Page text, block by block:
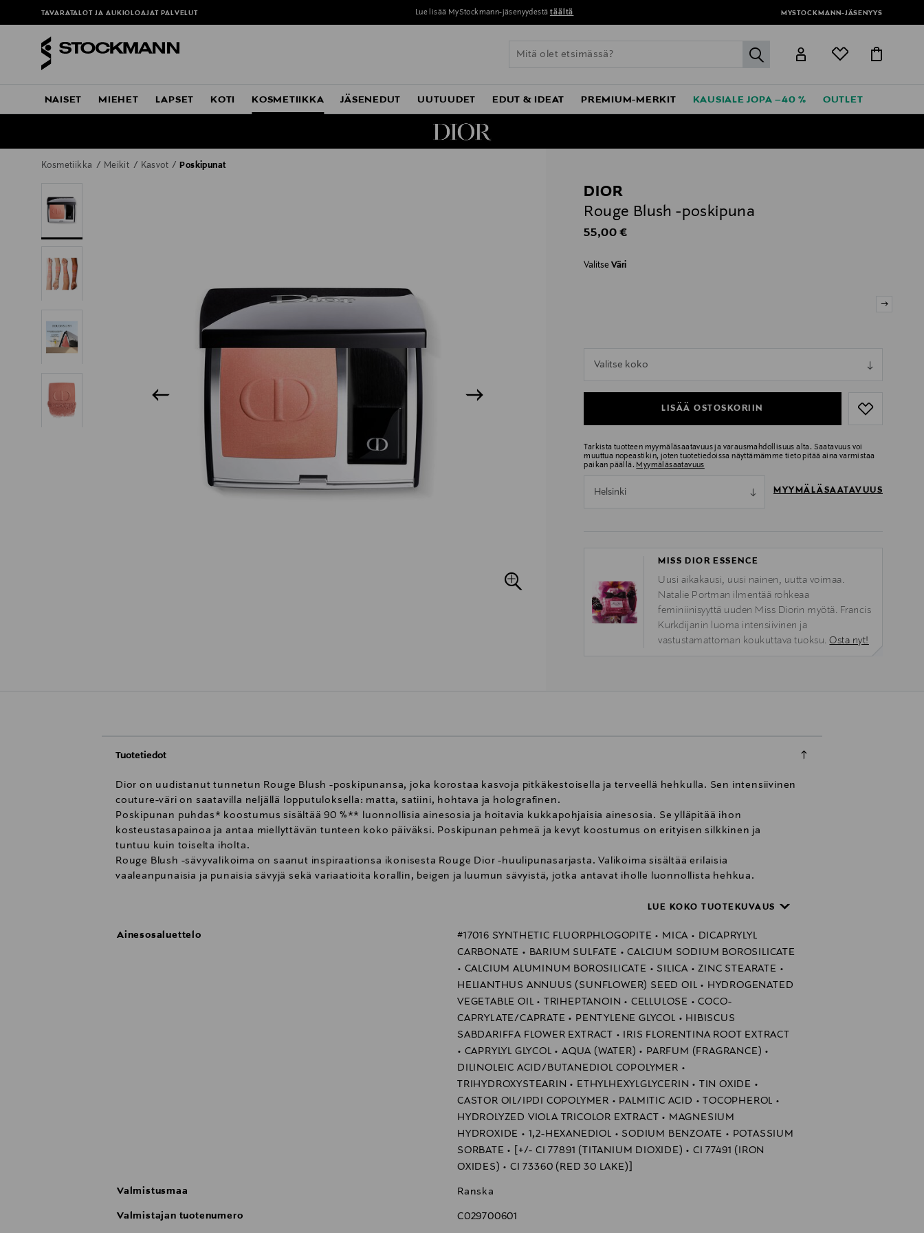
TAVARATALOT JA AUKIOLOAJAT PALVELUT Lue lisää MyStockmann-jäsenyydestä täältä MYSTOCKMANN-JÄSENYYS
label.header.go
NAISET MIEHET LAPSET KOTI KOSMETIIKKA JÄSENEDUT UUTUUDET EDUT & IDEAT PREMIUM-MERKIT KAUSIALE JOPA –40 % OUTLET
Kosmetiikka Meikit Kasvot Poskipunat
DIOR
Rouge Blush -poskipuna
Original Price
55,00 €
ValitseVäri
Valitse koko
LISÄÄ OSTOSKORIIN
Tarkista tuotteen myymäläsaatavuus ja varausmahdollisuus alta. Saatavuus voi
muuttua nopeastikin, joten tuotetiedoissa näyttämämme tieto pitää aina varmistaa
paikan päällä. Myymäläsaatavuus
Helsinki MYYMÄLÄSAATAVUUS
MISS DIOR ESSENCE
Uusi aikakausi, uusi nainen, uutta voimaa.
Natalie Portman ilmentää rohkeaa
feminiinisyyttä uuden Miss Diorin myötä. Francis
Kurkdijanin luoma intensiivinen ja
vastustamattoman koukuttava tuoksu.Osta nyt!
Tuotetiedot
Dior on uudistanut tunnetun Rouge Blush -poskipunansa, joka korostaa kasvoja pitkäkestoisella ja terveellä hehkulla. Sen intensiivinen
couture-väri on saatavilla neljällä lopputuloksella: matta, satiini, hohtava ja holografinen.
Poskipunan puhdas* koostumus sisältää 90 %** luonnollisia ainesosia ja hoitavia kukkapohjaisia ainesosia. Se ylläpitää ihon
kosteustasapainoa ja antaa miellyttävän tunteen koko päiväksi. Poskipunan pehmeä ja kevyt koostumus on erityisen silkkinen ja
tuntuu kuin toiselta iholta.
Rouge Blush -sävyvalikoima on saanut inspiraationsa ikonisesta Rouge Dior -huulipunasarjasta. Valikoima sisältää erilaisia
vaaleanpunaisia ja punaisia sävyjä sekä variaatioita korallin, beigen ja luumun sävyistä, jotka antavat iholle luonnollista hehkua.
* Lisätietoja Diorin kestävästä kauneudesta löydät Diorin "Responsible Formulation Charter”-sivuilta.** ISO 16128-1- ja ISO 16128-2 -
aistinvaraisiin ominaisuuksiin ja vakauteen.
LUE KOKO TUOTEKUVAUS
Ainesosaluettelo
#17016 SYNTHETIC FLUORPHLOGOPITE • MICA • DICAPRYLYL
CARBONATE • BARIUM SULFATE • CALCIUM SODIUM BOROSILICATE
• CALCIUM ALUMINUM BOROSILICATE • SILICA • ZINC STEARATE •
HELIANTHUS ANNUUS (SUNFLOWER) SEED OIL • HYDROGENATED
VEGETABLE OIL • TRIHEPTANOIN • CELLULOSE • COCO-
CAPRYLATE/CAPRATE • PENTYLENE GLYCOL • HIBISCUS
SABDARIFFA FLOWER EXTRACT • IRIS FLORENTINA ROOT EXTRACT
• CAPRYLYL GLYCOL • AQUA (WATER) • PARFUM (FRAGRANCE) •
DILINOLEIC ACID/BUTANEDIOL COPOLYMER •
TRIHYDROXYSTEARIN • ETHYLHEXYLGLYCERIN • TIN OXIDE •
CASTOR OIL/IPDI COPOLYMER • PALMITIC ACID • TOCOPHEROL •
HYDROLYZED VIOLA TRICOLOR EXTRACT • MAGNESIUM
HYDROXIDE • 1,2-HEXANEDIOL • SODIUM BENZOATE • POTASSIUM
SORBATE • [+/- CI 77891 (TITANIUM DIOXIDE) • CI 77491 (IRON
OXIDES) • CI 73360 (RED 30 LAKE)]
Valmistusmaa Ranska
Valmistajan tuotenumero C029700601